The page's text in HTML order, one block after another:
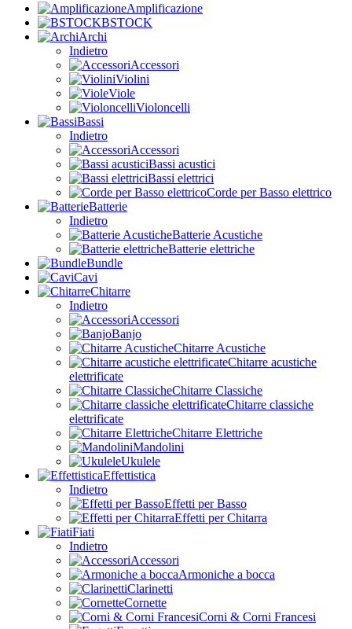
Amplificazione
BSTOCK
Archi
Indietro
Accessori
Violini
Viole
Violoncelli
Bassi
Indietro
Accessori
Bassi acustici
Bassi elettrici
Corde per Basso elettrico
Batterie
Indietro
Batterie Acustiche
Batterie elettriche
Bundle
Cavi
Chitarre
Indietro
Accessori
Banjo
Chitarre Acustiche
Chitarre acustiche
elettrificate
Chitarre Classiche
Chitarre classiche
elettrificate
Chitarre Elettriche
Mandolini
Ukulele
Effettistica
Indietro
Effetti per Basso
Effetti per Chitarra
Fiati
Indietro
Accessori
Armoniche a bocca
Clarinetti
Cornette
Corni & Corni Francesi